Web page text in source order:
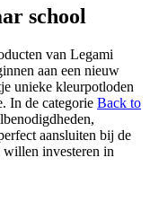
school
van Legami
aan een nieuw
unieke kleurpotloden
In de categorie Back to
aansluiten bij de
willen investeren in